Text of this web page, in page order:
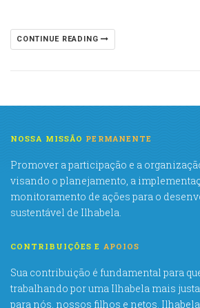
CONTINUE READING
NOSSA MISSÃO PERMANENTE
Promover a participação e a
visando o planejamento, a
monitoramento de ações para o
sustentável de Ilhabela.
CONTRIBUIÇÕES E APOIOS
Sua contribuição é fundamental para
trabalhando por uma Ilhabela mais
para nós, nossos filhos e netos.